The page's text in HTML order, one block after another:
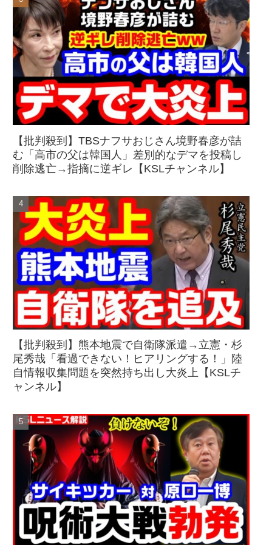
【批判殺到】TBSナフサおじさん境野春彦が詰
む「高市の父は韓国人」差別的なデマを投稿し
削除逃亡→指摘に逆ギレ【KSLチャンネル】
【批判殺到】熊本地震で自衛隊派遣→立憲・杉
尾秀哉「看過できない！ヒアリングする！」陸
自情報収集問題を突然持ち出し大炎上【KSLチ
ャンネル】